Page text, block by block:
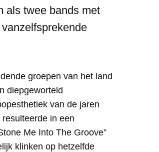
als twee bands met
groepen van het land
diepgeworteld
van de jaren
resulteerde in een
Me Into The Groove”
klinken op hetzelfde